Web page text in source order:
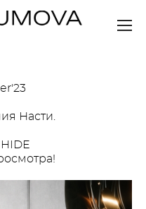
Насти.
HIDE